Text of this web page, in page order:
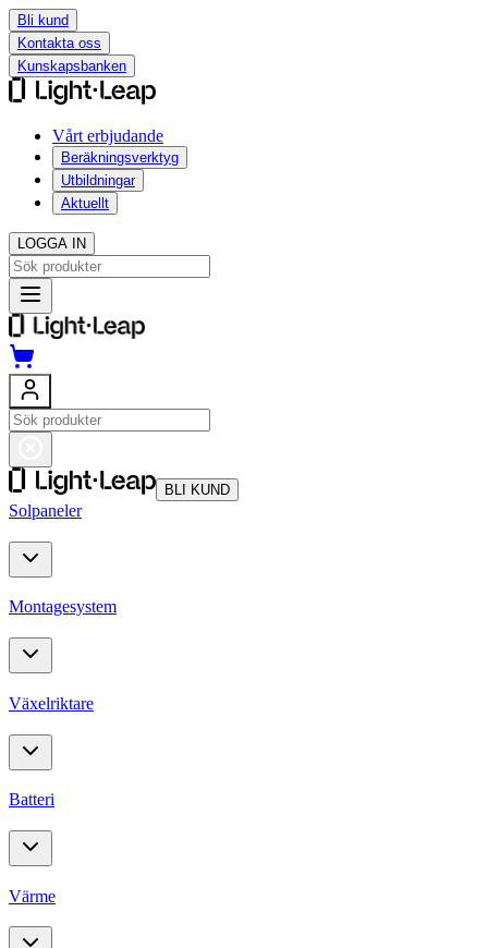
Bli kund
Kontakta oss
Kunskapsbanken
Vårt erbjudande
Beräkningsverktyg
Utbildningar
Aktuellt
LOGGA IN
BLI KUND
Solpaneler
Montagesystem
Växelriktare
Batteri
Värme